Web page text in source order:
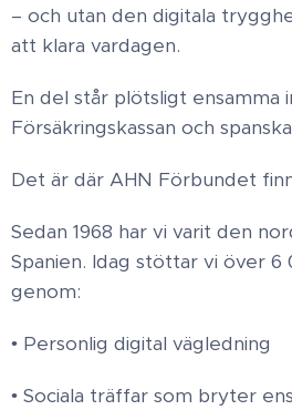
– och utan den digitala
att klara vardagen.
En del står plötsligt ensamma
Försäkringskassan och
Det är där AHN Förbundet
Sedan 1968 har vi varit den
Spanien. Idag stöttar vi över
genom:
• Personlig digital vägledning
• Sociala träffar som bryter